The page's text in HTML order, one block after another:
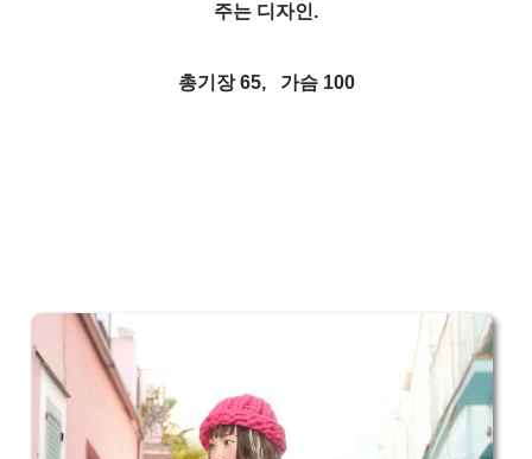
주는 디자인.
총기장 65, 가슴 100